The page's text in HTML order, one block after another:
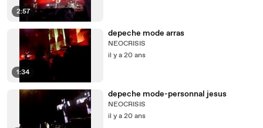
2:57
1:34
depeche mode arras
NEOCRISIS
il y a 20 ans
depeche mode-personnal jesus
NEOCRISIS
il y a 20 ans